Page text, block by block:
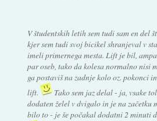
V študentskih letih sem tudi sam en del
kjer sem tudi svoj bicikel shranjeval v
imeli primernega mesta. Lift je bil,
par oseb, tako da kolesa normalno nisi
ga postaviš na zadnje kolo oz. pokonci
lift.
Tako sem jaz delal - ja, vsake
dodaten želel v dvigalo in je na
bilo to - je še počakal dodatni 2 minuti